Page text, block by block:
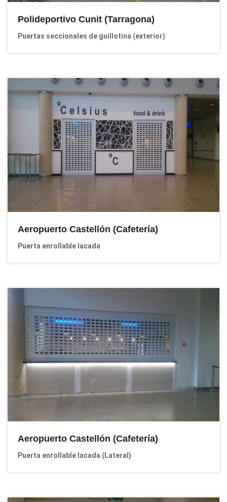
Polideportivo Cunit (Tarragona)
Puertas seccionales de guillotina (exterior)
Aeropuerto Castellón (Cafetería)
Puerta enrollable lacada
Aeropuerto Castellón (Cafetería)
Puerta enrollable lacada (Lateral)